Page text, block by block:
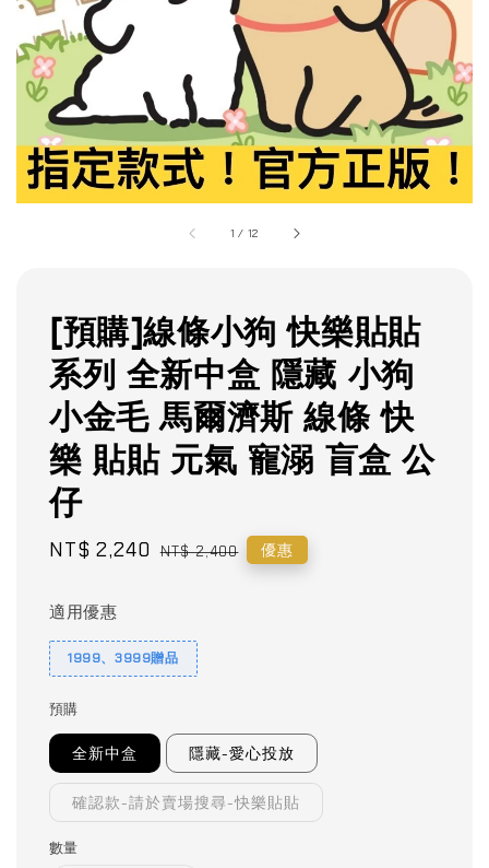
1 / 12
[預購]線條小狗 快樂貼貼
系列 全新中盒 隱藏 小狗
小金毛 馬爾濟斯 線條 快
樂 貼貼 元氣 寵溺 盲盒 公
仔
Sale
NT$ 2,240 Regular
NT$ 2,400 優惠
適用優惠
1999、3999贈品
預購
全新中盒 隱藏-愛心投放
確認款-請於賣場搜尋-快樂貼貼
數量